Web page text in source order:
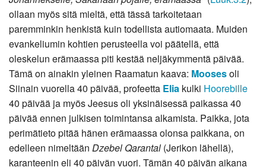
ollaan myös sitä mieltä, että tässä tarkoitetaan
paremminkin henkistä kuin todellista autiomaata. Muiden
evankeliumin kohtien perusteella voi päätellä, että
oleskelun erämaassa piti kestää neljäkymmentä päivää.
Tämä on ainakin yleinen Raamatun kaava: Moosesoli
Siinain vuorella 40 päivää, profeetta Elia kulki Hoorebille
40 päivää ja myös Jeesus oli yksinäisessä paikassa 40
päivää ennen julkisen toimintansa alkamista. Paikka, jota
perimätieto pitää hänen erämaassa olonsa paikkana, on
edelleen nimeltään Dzebel Qarantal (Jerikon lähellä),
karanteenin eli 40 päivän vuori. Tämän 40 päivän aikana